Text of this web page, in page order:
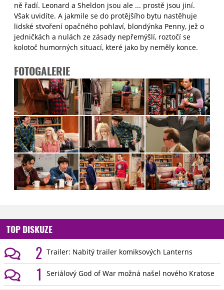
ně řadí. Leonard a Sheldon jsou ale ... prostě jsou jiní.
Však uvidíte. A jakmile se do protějšího bytu nastěhuje
lidské stvoření opačného pohlaví, blondýnka Penny, jež o
jedničkách a nulách ze zásady nepřemýšlí, roztočí se
kolotoč humorných situací, které jako by neměly konce.
FOTOGALERIE
TOP DISKUZE
2 Trailer: Nabitý trailer komiksových Lanterns
1 Seriálový God of War možná našel nového Kratose